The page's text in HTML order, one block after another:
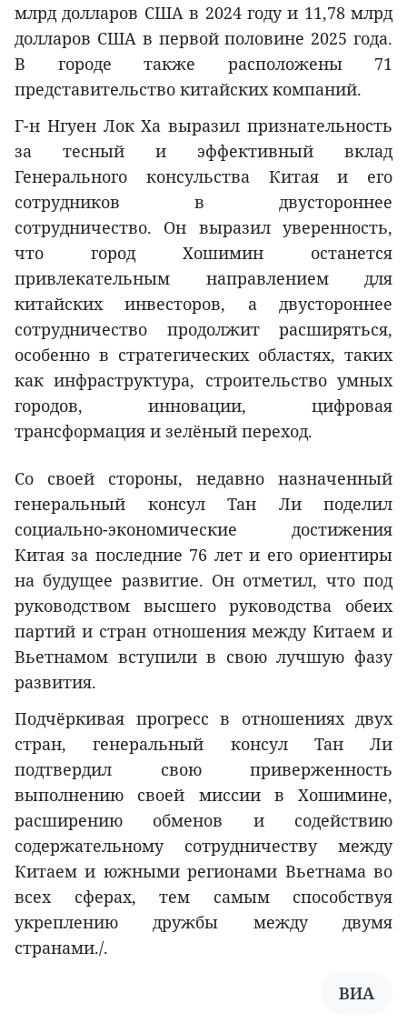
млрд долларов США в 2024 году и 11,78 млрд
долларов США в первой половине 2025 года.
В городе также расположены 71
представительство китайских компаний.
Г-н Нгуен Лок Ха выразил признательность
за тесный и эффективный вклад
Генерального консульства Китая и его
сотрудников в двустороннее
сотрудничество. Он выразил уверенность,
что город Хошимин останется
привлекательным направлением для
китайских инвесторов, а двустороннее
сотрудничество продолжит расширяться,
особенно в стратегических областях, таких
как инфраструктура, строительство умных
городов, инновации, цифровая
трансформация и зелёный переход.
Со своей стороны, недавно назначенный
генеральный консул Тан Ли поделил
социально-экономические достижения
Китая за последние 76 лет и его ориентиры
на будущее развитие. Он отметил, что под
руководством высшего руководства обеих
партий и стран отношения между Китаем и
Вьетнамом вступили в свою лучшую фазу
развития.
Подчёркивая прогресс в отношениях двух
стран, генеральный консул Тан Ли
подтвердил свою приверженность
выполнению своей миссии в Хошимине,
расширению обменов и содействию
содержательному сотрудничеству между
Китаем и южными регионами Вьетнама во
всех сферах, тем самым способствуя
укреплению дружбы между двумя
странами./.
ВИА